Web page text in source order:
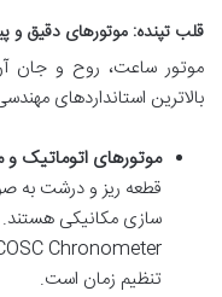
قلب تپنده: موتورهای دقیق و
موتور ساعت، روح و جان
بالاترین استانداردهای
موتورهای اتوماتیک
قطعه ریز و درشت به
سازی مکانیکی هستند.
تنظیم زمان است.